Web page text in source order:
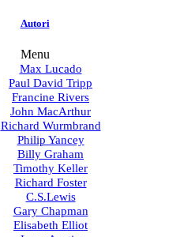
Autori
Menu
Max Lucado
Paul David Tripp
Francine Rivers
John MacArthur
Richard Wurmbrand
Philip Yancey
Billy Graham
Timothy Keller
Richard Foster
C.S.Lewis
Gary Chapman
Elisabeth Elliot